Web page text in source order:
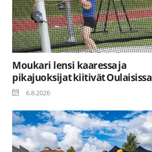
Moukari lensi kaaressa ja
pikajuoksijat kiitivät Oulaisissa
6.8.2026